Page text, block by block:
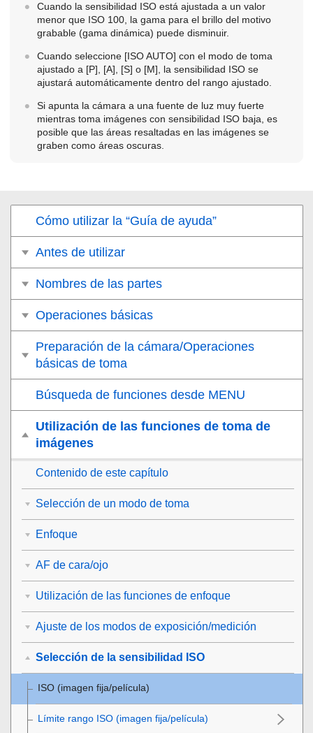
Cuando la sensibilidad ISO está ajustada a un valor
menor que ISO 100, la gama para el brillo del motivo
grabable (gama dinámica) puede disminuir.
Cuando seleccione [ISO AUTO] con el modo de toma
ajustado a [P], [A], [S] o [M], la sensibilidad ISO se
ajustará automáticamente dentro del rango ajustado.
Si apunta la cámara a una fuente de luz muy fuerte
mientras toma imágenes con sensibilidad ISO baja, es
posible que las áreas resaltadas en las imágenes se
graben como áreas oscuras.
Cómo utilizar la “Guía de ayuda”
Antes de utilizar
Nombres de las partes
Operaciones básicas
Preparación de la cámara/Operaciones
básicas de toma
Búsqueda de funciones desde MENU
Utilización de las funciones de toma de
imágenes
Contenido de este capítulo
Selección de un modo de toma
Enfoque
AF de cara/ojo
Utilización de las funciones de enfoque
Ajuste de los modos de exposición/medición
Selección de la sensibilidad ISO
ISO (imagen fija/película)
Límite rango ISO (imagen fija/película)